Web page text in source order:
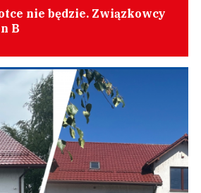
nie będzie. Związkowcy
B